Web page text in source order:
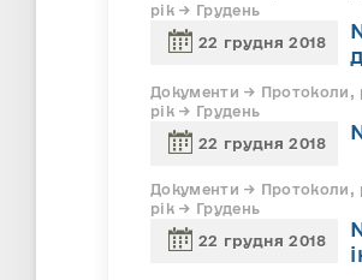
рік → Грудень
22 грудня 2018
Документи → Протоколи,
рік → Грудень
22 грудня 2018
Документи → Протоколи,
рік → Грудень
22 грудня 2018